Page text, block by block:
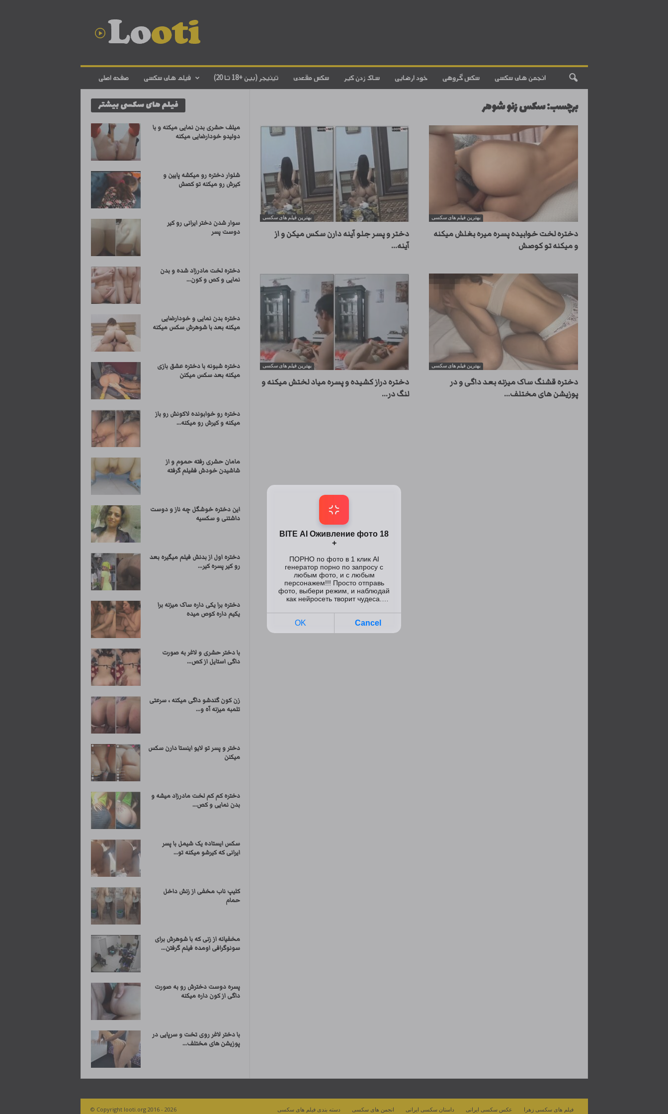
صفحه اصلی فیلم های سکسی تینیجر (بین +18 تا 20) سکس مقعدی ساک زدن کیر خود ارضایی سکس گروهی انجمن های سکسی
برچسب: سکس زنو شوهر
بهترین فیلم های سکسی
دختر و پسر جلو آینه دارن سکس میکن و از
آینه...
بهترین فیلم های سکسی
دختره لخت خوابیده پسره میره بغلش میکنه
و میکنه تو کوصش
بهترین فیلم های سکسی
دختره دراز کشیده و پسره میاد لختش میکنه و
لنگ در...
بهترین فیلم های سکسی
دختره قشنگ ساک میزنه بعد داگی و در
پوزیشن های مختلف...
فیلم های سکسی بیشتر
میلف حشری بدن نمایی میکنه و با
دولیدو خودارضایی میکنه
شلوار دختره رو میکشه پایین و
کیرش رو میکنه تو کصش
سوار شدن دختر ایرانی رو کیر
دوست پسر
دختره لخت مادرزاد شده و بدن
نمایی و کص و کون...
دختره بدن نمایی و خودارضایی
میکنه بعد با شوهرش سکس میکنه
دختره شبونه با دختره عشق بازی
میکنه بعد سکس میکنن
دختره رو خوابونده لاکونش رو باز
میکنه و کیرش رو میکنه...
مامان حشری رفته حموم و از
شاشیدن خودش ففیلم گرفته
این دختره خوشگل چه ناز و دوست
داشتنی و سکسیه
دختره اول از بدنش فیلم میگیره بعد
رو کیر پسره کیر...
دختره برا یکی داره ساک میزنه برا
یکیم داره کوص میده
با دختر حشری و لاغر به صورت
داگی استایل از کص...
زن کون گندشو داگی میکنه ، سرعتی
تلمبه میزنه آه و...
دختر و پسر تو لایو اینستا دارن سکس
میکنن
دختره کم کم لخت مادرزاد میشه و
بدن نمایی و کص...
سکس ایستاده یک شیمل با پسر
ایرانی که کیرشو میکنه تو...
کلیپ ناب مخفی از زنش داخل
حمام
مخفیانه از زنی که با شوهرش برای
سونوگرافی اومده فیلم گرفتن...
پسره دوست دخترش رو به صورت
داگی از کون داره میکنه
با دختر لاغر روی تخت و سرپایی در
پوزیشن های مختلف...
دسته بندی فیلم های سکسی انجمن های سکسی داستان سکسی ایرانی عکس سکسی ایرانی فیلم های سکسی زهرا © Copyright looti.org 2016 - 2026